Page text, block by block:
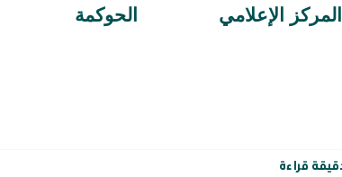
المركز الإعلامي الحوكمة